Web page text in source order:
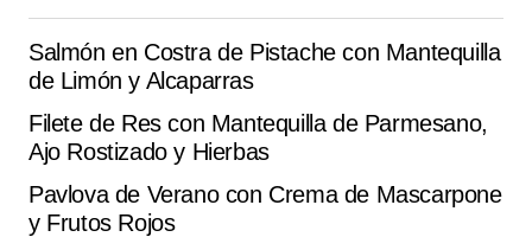
navegador para la próxima vez que comente.
Submit Comment
Salmón en Costra de Pistache con Mantequilla
de Limón y Alcaparras
Filete de Res con Mantequilla de Parmesano,
Ajo Rostizado y Hierbas
Pavlova de Verano con Crema de Mascarpone
y Frutos Rojos